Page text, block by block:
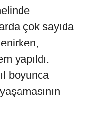
çok sayıda
yapıldı.
boyunca